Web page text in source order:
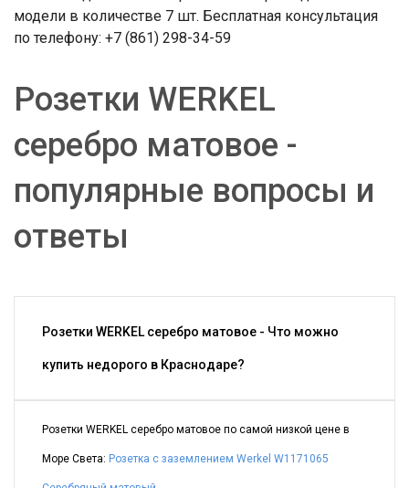
модели в количестве 7 шт. Бесплатная консультация
по телефону: +7 (861) 298-34-59
Розетки WERKEL
серебро матовое -
популярные вопросы и
ответы
Розетки WERKEL серебро матовое - Что можно
купить недорого в Краснодаре?
Розетки WERKEL серебро матовое по самой низкой цене в
Море Света: Розетка с заземлением Werkel W1171065